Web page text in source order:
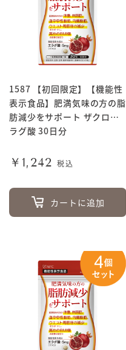
1587 【初回限定】【機能性
表示食品】肥満気味の方の脂
肪減少をサポート ザクロエ
ラグ酸 30日分
￥1,242税込
カートに追加